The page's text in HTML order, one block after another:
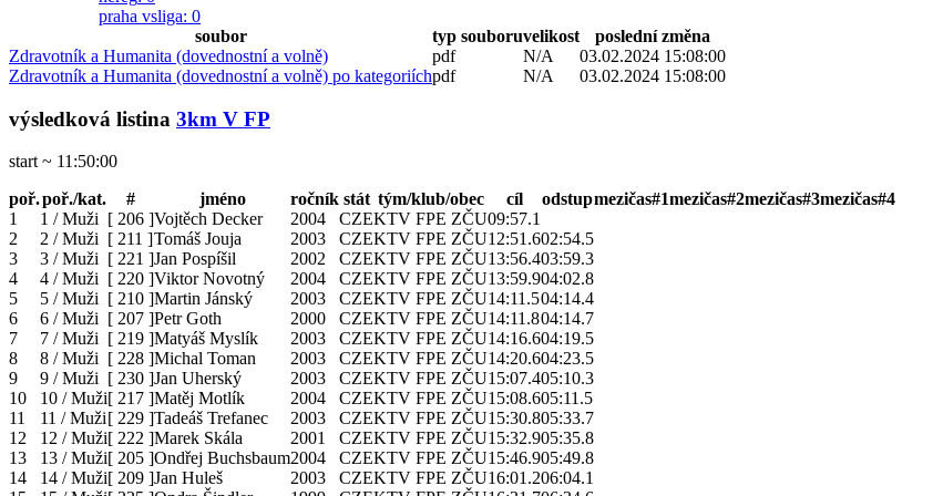
praha vsliga: 0
soubor
typ souboruvelikost
poslední změna
Zdravotník a Humanita (dovednostní a volně)
pdf N/A
03.02.2024 15:08:00
Zdravotník a Humanita (dovednostní a volně) po kategoriíchpdf N/A 03.02.2024 15:08:00
výsledková listina 3km V FP
start ~ 11:50:00
poř.poř./kat. # jméno ročník stát tým/klub/obec cíl odstupmezičas#1mezičas#2mezičas#3mezičas#4
1
1 / Muži [ 206 ]Vojtěch Decker 2004 CZEKTV FPE ZČU09:57.1
2
2 / Muži [ 211 ]Tomáš Jouja 2003 CZEKTV FPE ZČU12:51.602:54.5
3
3 / Muži [ 221 ]Jan Pospíšil 2002 CZEKTV FPE ZČU13:56.403:59.3
4
4 / Muži [ 220 ]Viktor Novotný 2004 CZEKTV FPE ZČU13:59.904:02.8
5
5 / Muži [ 210 ]Martin Jánský 2003 CZEKTV FPE ZČU14:11.504:14.4
6
6 / Muži [ 207 ]Petr Goth 2000 CZEKTV FPE ZČU14:11.804:14.7
7
7 / Muži [ 219 ]Matyáš Myslík 2003 CZEKTV FPE ZČU14:16.604:19.5
8
8 / Muži [ 228 ]Michal Toman 2003 CZEKTV FPE ZČU14:20.604:23.5
9
9 / Muži [ 230 ]Jan Uherský 2003 CZEKTV FPE ZČU15:07.405:10.3
10
10 / Muži[ 217 ]Matěj Motlík 2004 CZEKTV FPE ZČU15:08.605:11.5
11
11 / Muži[ 229 ]Tadeáš Trefanec 2003 CZEKTV FPE ZČU15:30.805:33.7
12
12 / Muži[ 222 ]Marek Skála 2001 CZEKTV FPE ZČU15:32.905:35.8
13
13 / Muži[ 205 ]Ondřej Buchsbaum2004 CZEKTV FPE ZČU15:46.905:49.8
14
14 / Muži[ 209 ]Jan Huleš 2003 CZEKTV FPE ZČU16:01.206:04.1